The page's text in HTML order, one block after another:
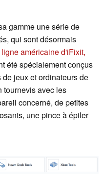
gamme une série de
qui sont désormais
américaine d'iFixit,
été spécialement conçus
jeux et ordinateurs de
tournevis avec les
concerné, de petites
une pince à épiler